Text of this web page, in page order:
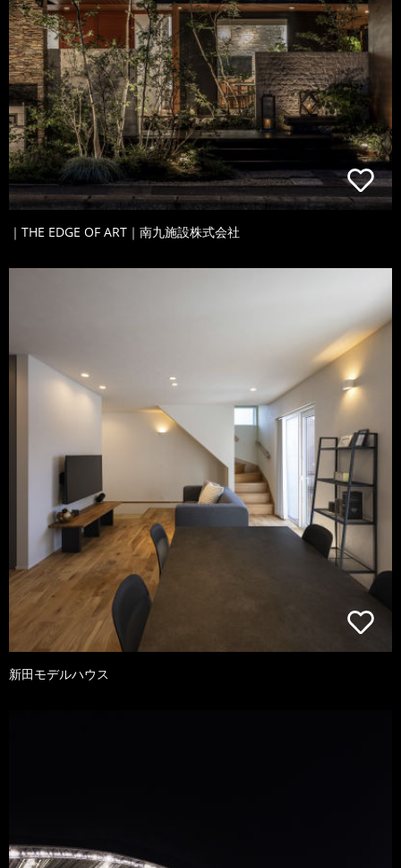
｜THE EDGE OF ART｜南九施設株式会社
新田モデルハウス